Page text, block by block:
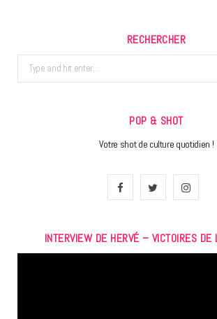
RECHERCHER
Search
for:
POP & SHOT
Votre shot de culture quotidien !
F
c
i
I
s
INTERVIEW DE HERVÉ – VICTOIRES DE